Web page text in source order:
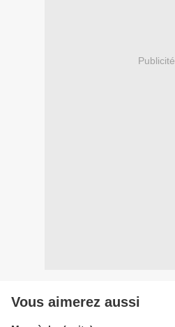
Publicité
Vous aimerez aussi